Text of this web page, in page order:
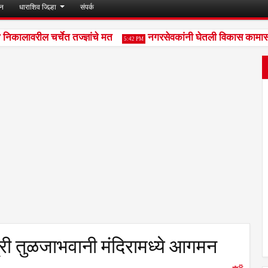
धाराशिव जिल्हा संपर्क
चर्चेत तज्ज्ञांचे मत 5:42 PM नगरसेवकांनी घेतली विकास
तुळजाभवानी मंदिरामध्ये आगमन